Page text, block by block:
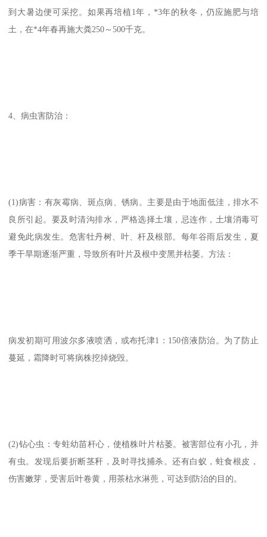
到大暑边便可采挖。如果再培植1年，*3年的秋冬，仍应施肥与培
土，在*4年春再施大粪250～500千克。
4、病虫害防治：
(1)病害：有灰霉病、斑点病、锈病。主要是由于地面低洼，排水不
良所引起。要及时清沟排水，严格选择土壤，忌连作，土壤消毒可
避免此病发生。危害牡丹树、叶、杆及根部。每年谷雨后发生，夏
季干旱期逐渐严重，导致所有叶片及根中变黑并枯萎。方法：
病发初期可用波尔多液喷洒，或布托津1：150倍液防治。为了防止
蔓延，霜降时可将病株挖掉烧毁。
(2)钻心虫：专蛀幼苗杆心，使植株叶片枯萎。被害部位有小孔，并
有虫。发现后要折断茎秆，及时寻找捕杀。还有白蚁，蛀食根皮，
伤害嫩芽，受害后叶卷黄，用茶枯水淋蔸，可达到防治的目的。